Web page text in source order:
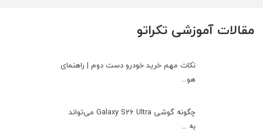
مقالات آموزشی تکراتو
نکات مهم خرید خودرو دست دوم | راهنمای
هو...
چگونه گوشی Galaxy S26 Ultra می‌تواند
به ...